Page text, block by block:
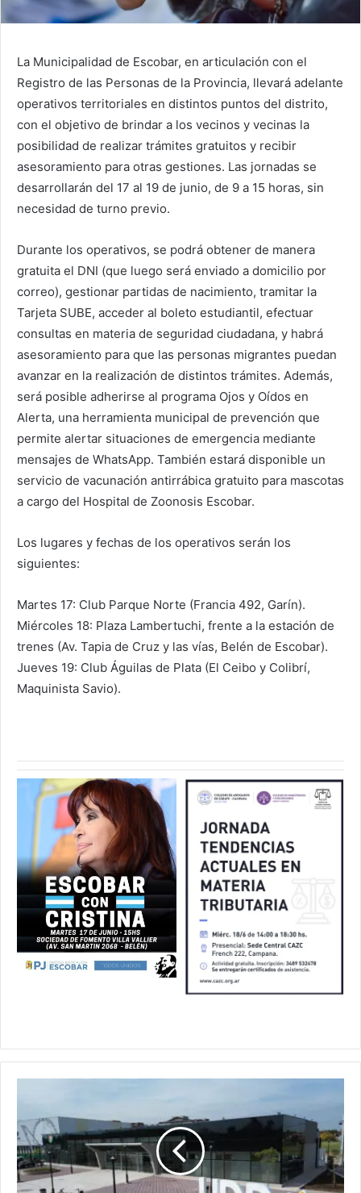
La Municipalidad de Escobar, en articulación con el
Registro de las Personas de la Provincia, llevará adelante
operativos territoriales en distintos puntos del distrito,
con el objetivo de brindar a los vecinos y vecinas la
posibilidad de realizar trámites gratuitos y recibir
asesoramiento para otras gestiones. Las jornadas se
desarrollarán del 17 al 19 de junio, de 9 a 15 horas, sin
necesidad de turno previo.
Durante los operativos, se podrá obtener de manera
gratuita el DNI (que luego será enviado a domicilio por
correo), gestionar partidas de nacimiento, tramitar la
Tarjeta SUBE, acceder al boleto estudiantil, efectuar
consultas en materia de seguridad ciudadana, y habrá
asesoramiento para que las personas migrantes puedan
avanzar en la realización de distintos trámites. Además,
será posible adherirse al programa Ojos y Oídos en
Alerta, una herramienta municipal de prevención que
permite alertar situaciones de emergencia mediante
mensajes de WhatsApp. También estará disponible un
servicio de vacunación antirrábica gratuito para mascotas
a cargo del Hospital de Zoonosis Escobar.
Los lugares y fechas de los operativos serán los
siguientes:
Martes 17: Club Parque Norte (Francia 492, Garín).
Miércoles 18: Plaza Lambertuchi, frente a la estación de
trenes (Av. Tapia de Cruz y las vías, Belén de Escobar).
Jueves 19: Club Águilas de Plata (El Ceibo y Colibrí,
Maquinista Savio).